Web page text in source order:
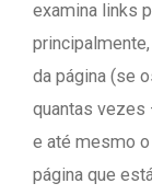
examina links
da página (se
quantas vezes
e até mesmo
página que